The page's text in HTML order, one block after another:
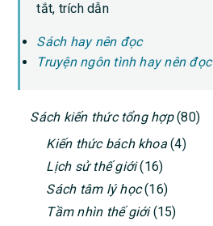
tắt, trích dẫn
Sách hay nên đọc
Truyện ngôn tình hay nên đọc
PRIMARY
SIDEBAR
Sách kiến thức tổng hợp(80)
Kiến thức bách khoa(4)
Lịch sử thế giới(16)
Sách tâm lý học(16)
Tầm nhìn thế giới(15)